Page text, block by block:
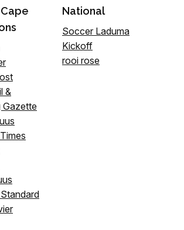
&
Gazette
National
Soccer Laduma
Kickoff
rooi rose